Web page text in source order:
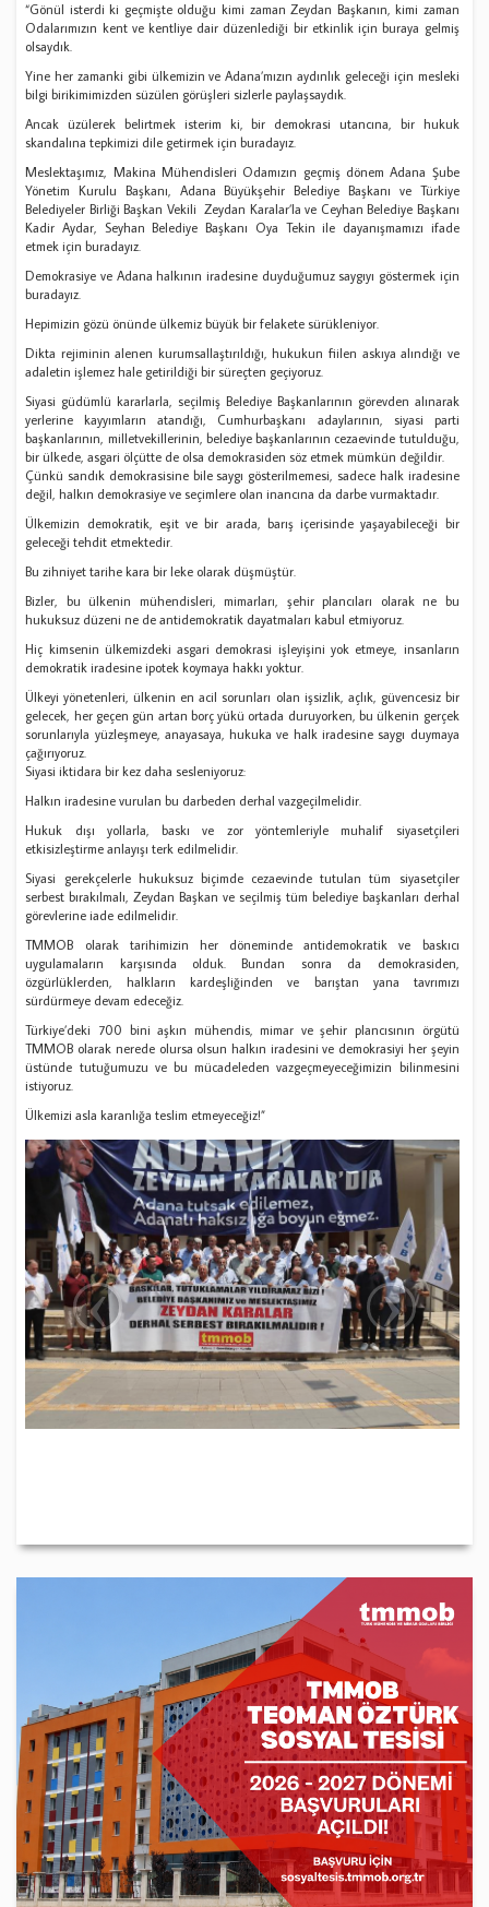
“Gönül isterdi ki geçmişte olduğu kimi zaman Zeydan Başkanın, kimi zaman
Odalarımızın kent ve kentliye dair düzenlediği bir etkinlik için buraya gelmiş
olsaydık.
Yine her zamanki gibi ülkemizin ve Adana’mızın aydınlık geleceği için mesleki
bilgi birikimimizden süzülen görüşleri sizlerle paylaşsaydık.
Ancak üzülerek belirtmek isterim ki, bir demokrasi utancına, bir hukuk
skandalına tepkimizi dile getirmek için buradayız.
Meslektaşımız, Makina Mühendisleri Odamızın geçmiş dönem Adana Şube
Yönetim Kurulu Başkanı, Adana Büyükşehir Belediye Başkanı ve Türkiye
Belediyeler Birliği Başkan Vekili Zeydan Karalar’la ve Ceyhan Belediye Başkanı
Kadir Aydar, Seyhan Belediye Başkanı Oya Tekin ile dayanışmamızı ifade
etmek için buradayız.
Demokrasiye ve Adana halkının iradesine duyduğumuz saygıyı göstermek için
buradayız.
Hepimizin gözü önünde ülkemiz büyük bir felakete sürükleniyor.
Dikta rejiminin alenen kurumsallaştırıldığı, hukukun fiilen askıya alındığı ve
adaletin işlemez hale getirildiği bir süreçten geçiyoruz.
Siyasi güdümlü kararlarla, seçilmiş Belediye Başkanlarının görevden alınarak
yerlerine kayyımların atandığı, Cumhurbaşkanı adaylarının, siyasi parti
başkanlarının, milletvekillerinin, belediye başkanlarının cezaevinde tutulduğu,
bir ülkede, asgari ölçütte de olsa demokrasiden söz etmek mümkün değildir.
Çünkü sandık demokrasisine bile saygı gösterilmemesi, sadece halk iradesine
değil, halkın demokrasiye ve seçimlere olan inancına da darbe vurmaktadır.
Ülkemizin demokratik, eşit ve bir arada, barış içerisinde yaşayabileceği bir
geleceği tehdit etmektedir.
Bu zihniyet tarihe kara bir leke olarak düşmüştür.
Bizler, bu ülkenin mühendisleri, mimarları, şehir plancıları olarak ne bu
hukuksuz düzeni ne de antidemokratik dayatmaları kabul etmiyoruz.
Hiç kimsenin ülkemizdeki asgari demokrasi işleyişini yok etmeye, insanların
demokratik iradesine ipotek koymaya hakkı yoktur.
Ülkeyi yönetenleri, ülkenin en acil sorunları olan işsizlik, açlık, güvencesiz bir
gelecek, her geçen gün artan borç yükü ortada duruyorken, bu ülkenin gerçek
sorunlarıyla yüzleşmeye, anayasaya, hukuka ve halk iradesine saygı duymaya
çağırıyoruz.
Siyasi iktidara bir kez daha sesleniyoruz:
Halkın iradesine vurulan bu darbeden derhal vazgeçilmelidir.
Hukuk dışı yollarla, baskı ve zor yöntemleriyle muhalif siyasetçileri
etkisizleştirme anlayışı terk edilmelidir.
Siyasi gerekçelerle hukuksuz biçimde cezaevinde tutulan tüm siyasetçiler
serbest bırakılmalı, Zeydan Başkan ve seçilmiş tüm belediye başkanları derhal
görevlerine iade edilmelidir.
TMMOB olarak tarihimizin her döneminde antidemokratik ve baskıcı
uygulamaların karşısında olduk. Bundan sonra da demokrasiden,
özgürlüklerden, halkların kardeşliğinden ve barıştan yana tavrımızı
sürdürmeye devam edeceğiz.
Türkiye’deki 700 bini aşkın mühendis, mimar ve şehir plancısının örgütü
TMMOB olarak nerede olursa olsun halkın iradesini ve demokrasiyi her şeyin
üstünde tutuğumuzu ve bu mücadeleden vazgeçmeyeceğimizin bilinmesini
istiyoruz.
Ülkemizi asla karanlığa teslim etmeyeceğiz!”
‹ ›